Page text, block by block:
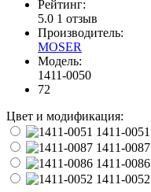
Рейтинг:
5.0 1 отзыв
Производитель:
MOSER
Модель:
1411-0050
72
Цвет и модификация:
1411-0051
1411-0087
1411-0086
1411-0052